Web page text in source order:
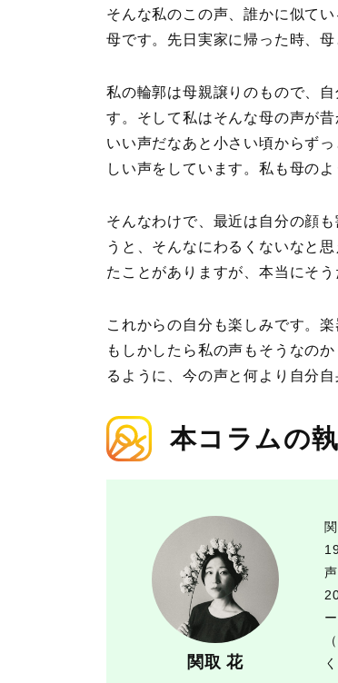
そんな私のこの声、誰かに似て
母です。先日実家に帰った時、
私の輪郭は母親譲りのもので、
す。そして私はそんな母の声が
いい声だなあと小さい頃からず
しい声をしています。私も母の
そんなわけで、最近は自分の顔
うと、そんなにわるくないなと
たことがありますが、本当にそう
これからの自分も楽しみです。
もしかしたら私の声もそうなの
るように、今の声と何より自分
本コラムの
関取 花